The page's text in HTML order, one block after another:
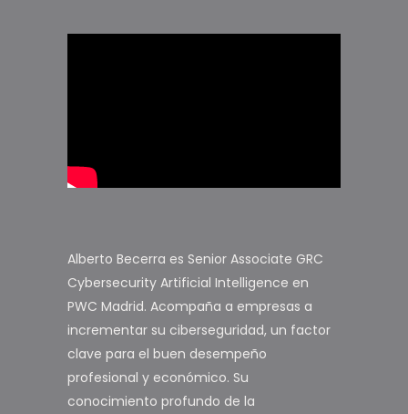
Alberto Becerra es Senior Associate GRC
Cybersecurity Artificial Intelligence en
PWC Madrid. Acompaña a empresas a
incrementar su ciberseguridad, un factor
clave para el buen desempeño
profesional y económico. Su
conocimiento profundo de la